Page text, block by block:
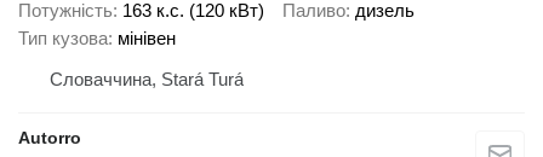
Потужність 163 к.с. (120 кВт) Паливо дизель
Тип кузова мінівен
Словаччина, Stará Turá
Autorro